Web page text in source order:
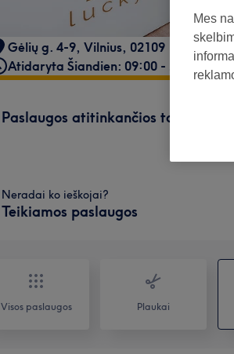
Gėlių g. 4-9, Vilnius, 02109
Atidaryta Šiandien: 09:00 - 20:00
Paslaugos atitinkančios tavo
Neradai ko ieškojai?
Teikiamos paslaugos
Visos paslaugos Plaukai
Mes